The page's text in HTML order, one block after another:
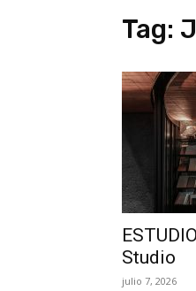
Tag:
Studio
julio 7, 2026